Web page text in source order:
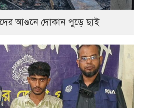
আগুনে দোকান পুড়ে ছাই